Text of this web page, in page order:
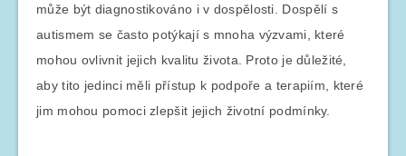
může být diagnostikováno i v dospělosti. Dospělí s
autismem se často potýkají s mnoha výzvami, které
mohou ovlivnit jejich kvalitu života. Proto je důležité,
aby tito jedinci měli přístup k podpoře a terapiím, které
jim mohou pomoci zlepšit jejich životní podmínky.